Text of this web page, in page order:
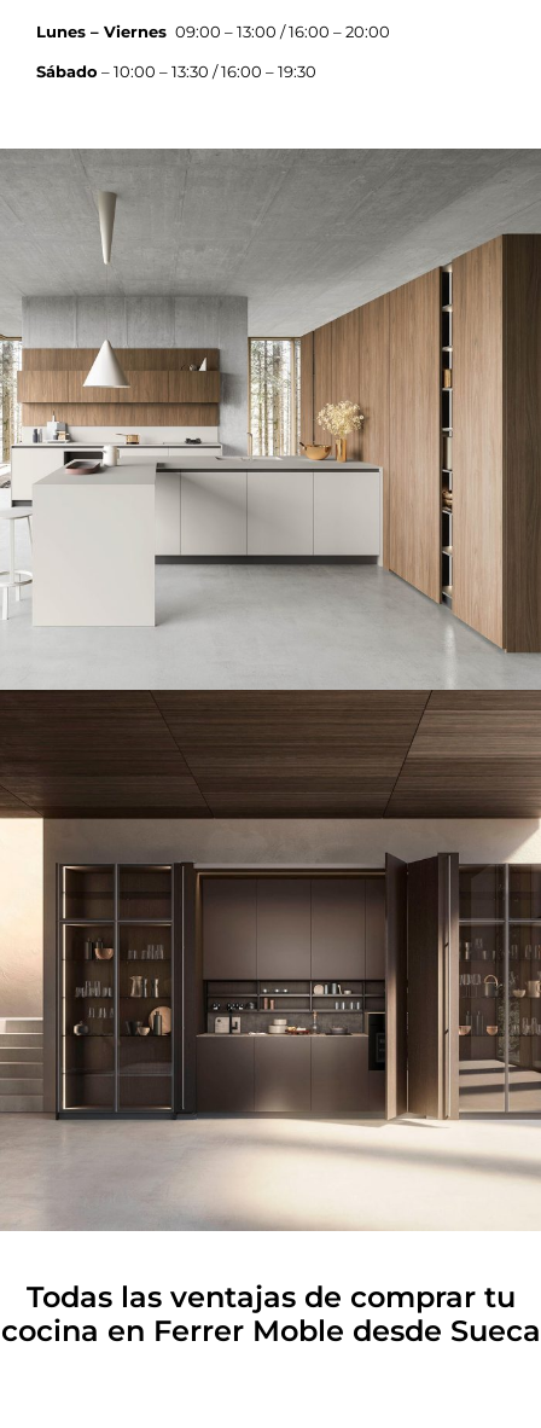
Lunes – Viernes 09:00 – 13:00 / 16:00 – 20:00
Sábado – 10:00 – 13:30 / 16:00 – 19:30
Todas las ventajas de comprar tu
cocina en Ferrer Moble desde Sueca